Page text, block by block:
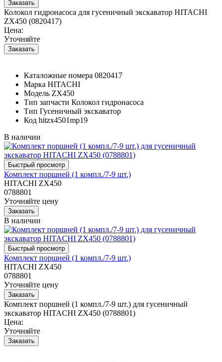
Колокол гидронасоса для гусеничный экскаватор HITACHI
ZX450 (0820417)
Цена:
Уточняйте
Каталожные номера 0820417
Марка HITACHI
Модель ZX450
Тип запчасти Колокол гидронасоса
Тип Гусеничный экскаватор
Код hitzx4501mp19
В наличии
Комплект поршней (1 компл./7-9 шт.)
HITACHI ZX450
0788801
Уточняйте цену
В наличии
Комплект поршней (1 компл./7-9 шт.)
HITACHI ZX450
0788801
Уточняйте цену
Комплект поршней (1 компл./7-9 шт.) для гусеничный
экскаватор HITACHI ZX450 (0788801)
Цена:
Уточняйте